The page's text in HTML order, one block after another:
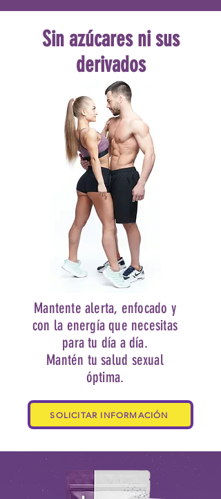
Sin azúcares ni sus
derivados
Mantente alerta, enfocado y
con la energía que necesitas
para tu día a día.
Mantén tu salud sexual
óptima.
SOLICITAR INFORMACIÓN